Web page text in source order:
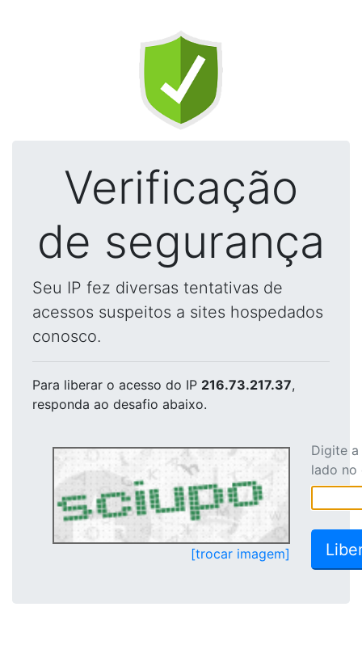
Verificação
de segurança
Seu IP fez diversas tentativas de
acessos suspeitos a sites hospedados
conosco.
Para liberar o acesso do IP 216.73.217.37,
responda ao desafio abaixo.
[trocar imagem]
Digite
lado no